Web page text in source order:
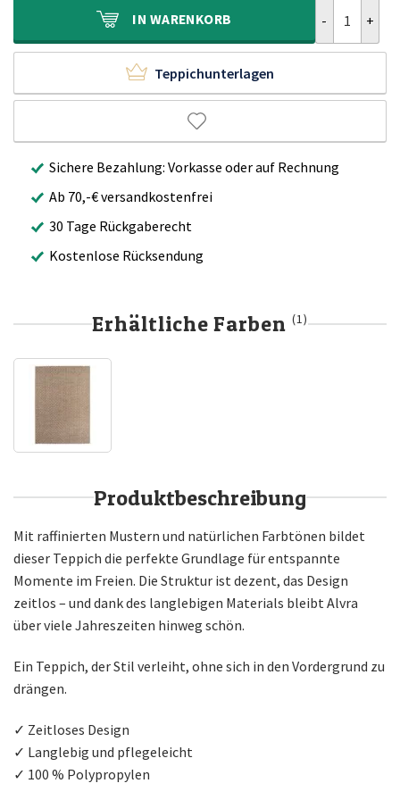
IN WARENKORB
Teppichunterlagen
Sichere Bezahlung: Vorkasse oder auf Rechnung
Ab 70,-€ versandkostenfrei
30 Tage Rückgaberecht
Kostenlose Rücksendung
Erhältliche Farben(1)
Produktbeschreibung
Mit raffinierten Mustern und natürlichen Farbtönen bildet
dieser Teppich die perfekte Grundlage für entspannte
Momente im Freien. Die Struktur ist dezent, das Design
zeitlos – und dank des langlebigen Materials bleibt Alvra
über viele Jahreszeiten hinweg schön.
Ein Teppich, der Stil verleiht, ohne sich in den Vordergrund zu
drängen.
✓ Zeitloses Design
✓ Langlebig und pflegeleicht
✓ 100 % Polypropylen